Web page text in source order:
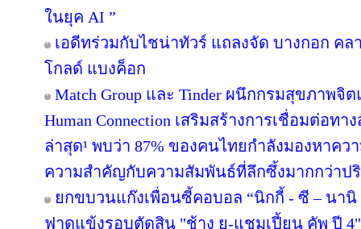
ในยุค AI ”
เอดีทร่วมกับไชน่าทัวร์ แถลงจัด บางกอก ค
โกลด์ แบงค็อก
Match Group และ Tinder ผนึกกรมสุขภาพ
Human Connection เสริมสร้างการเชื่อมต่อท
ล่าสุด¹ พบว่า 87% ของคนไทยกำลังมองหาค
ความสำคัญกับความสัมพันธ์ที่ลึกซึ้งมากกว่าป
ยกขบวนแก๊งเพื่อนซี้คอบอล “นิกกี้ - ซี – นานิ
ฟาดแข้งรอบตัดสิน "ช้าง ยู-แชมเปี้ยน คัพ ปี